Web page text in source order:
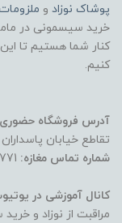
پوشاک نوزاد و ملزومات
خرید سیسمونی در
کنار شما هستیم تا
کنیم.
آدرس فروشگاه حضوری
تقاطع خیابان
شماره تماس مغازه:
کانال آموزشی در
مراقبت از نوزاد و